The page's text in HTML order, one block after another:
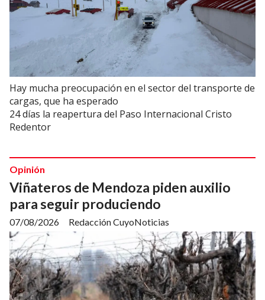
Hay mucha preocupación en el sector del transporte de
cargas, que ha esperado
24 días la reapertura del Paso Internacional Cristo
Redentor
Viñateros de Mendoza piden auxilio
para seguir produciendo
Redacción CuyoNoticias
Opinión
07/08/2026